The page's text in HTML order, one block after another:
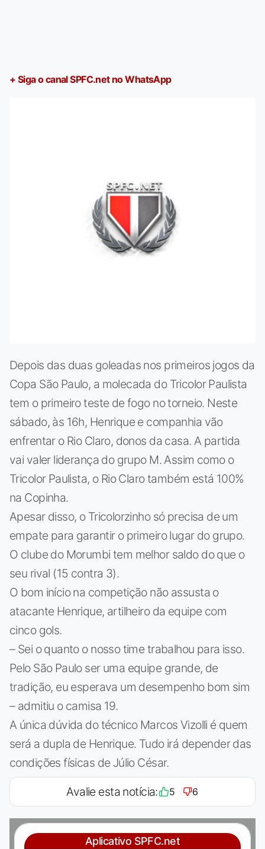
+ Siga o canal SPFC.net no WhatsApp
Depois das duas goleadas nos primeiros jogos da
Copa São Paulo, a molecada do Tricolor Paulista
tem o primeiro teste de fogo no torneio. Neste
sábado, às 16h, Henrique e companhia vão
enfrentar o Rio Claro, donos da casa. A partida
vai valer liderança do grupo M. Assim como o
Tricolor Paulista, o Rio Claro também está 100%
na Copinha.
Apesar disso, o Tricolorzinho só precisa de um
empate para garantir o primeiro lugar do grupo.
O clube do Morumbi tem melhor saldo do que o
seu rival (15 contra 3).
O bom início na competição não assusta o
atacante Henrique, artilheiro da equipe com
cinco gols.
– Sei o quanto o nosso time trabalhou para isso.
Pelo São Paulo ser uma equipe grande, de
tradição, eu esperava um desempenho bom sim
– admitiu o camisa 19.
A única dúvida do técnico Marcos Vizolli é quem
será a dupla de Henrique. Tudo irá depender das
condições físicas de Júlio César.
Avalie esta notícia: 5 6
Aplicativo SPFC.net